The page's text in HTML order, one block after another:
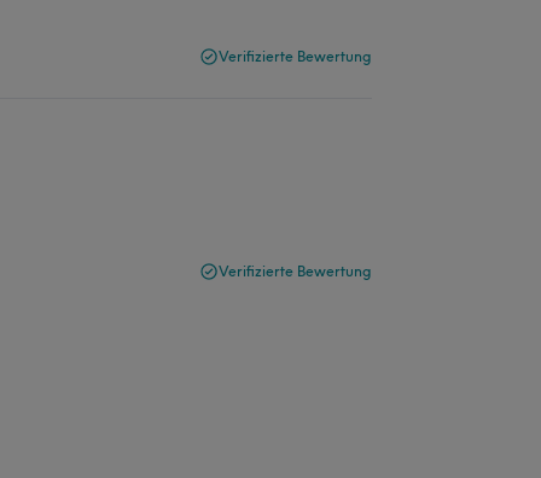
Verifizierte Bewertung
Verifizierte Bewertung